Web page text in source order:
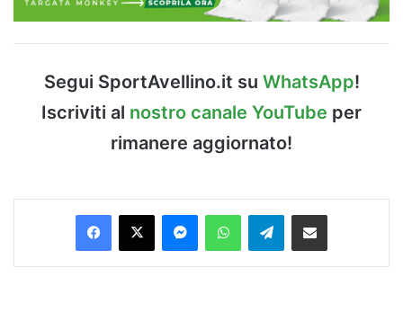
Segui SportAvellino.it su WhatsApp!
Iscriviti al nostro canale YouTube per
rimanere aggiornato!
Facebook
X MessengerWhatsAppTelegramCondividi via Email